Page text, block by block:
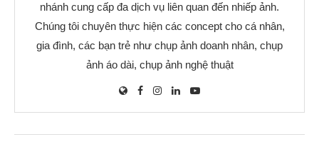
nhánh cung cấp đa dịch vụ liên quan đến nhiếp ảnh.
Chúng tôi chuyên thực hiện các concept cho cá nhân,
gia đình, các bạn trẻ như chụp ảnh doanh nhân, chụp
ảnh áo dài, chụp ảnh nghệ thuật